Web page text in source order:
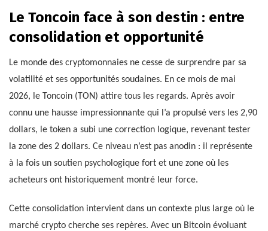
Le Toncoin face à son destin : entre
consolidation et opportunité
Le monde des cryptomonnaies ne cesse de surprendre par sa
volatilité et ses opportunités soudaines. En ce mois de mai
2026, le Toncoin (TON) attire tous les regards. Après avoir
connu une hausse impressionnante qui l’a propulsé vers les 2,90
dollars, le token a subi une correction logique, revenant tester
la zone des 2 dollars. Ce niveau n’est pas anodin : il représente
à la fois un soutien psychologique fort et une zone où les
acheteurs ont historiquement montré leur force.
Cette consolidation intervient dans un contexte plus large où le
marché crypto cherche ses repères. Avec un Bitcoin évoluant